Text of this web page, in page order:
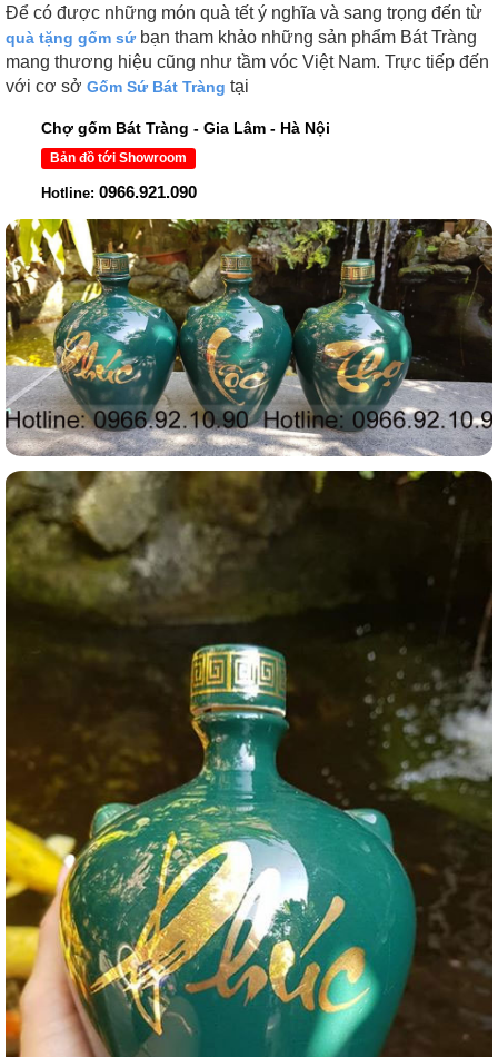
Để có được những món quà tết ý nghĩa và sang trọng đến từ
quà tặng gốm sứbạn tham khảo những sản phẩm Bát Tràng
mang thương hiệu cũng như tầm vóc Việt Nam. Trực tiếp đến
với cơ sở Gốm Sứ Bát Tràng tại
Chợ gốm Bát Tràng - Gia Lâm - Hà Nội
Bản đồ tới Showroom
Hotline: 0966.921.090